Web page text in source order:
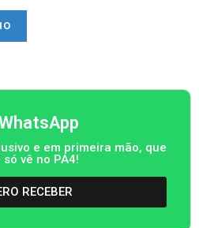
e em primeira mão, que
só vê no PA4!
RECEBER